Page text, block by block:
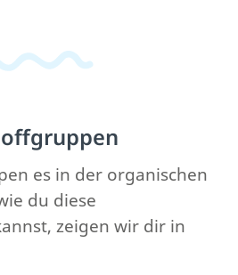
es in der organischen
du diese
zeigen wir dir in